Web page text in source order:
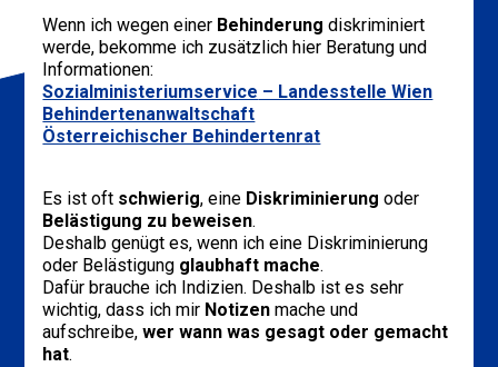
Wenn ich wegen einer Behinderung diskriminiert
werde, bekomme ich zusätzlich hier Beratung und
Informationen:
Sozialministeriumservice – Landesstelle Wien
Behindertenanwaltschaft
Österreichischer Behindertenrat
Es ist oft schwierig, eine Diskriminierung oder
Belästigung zu beweisen.
Deshalb genügt es, wenn ich eine Diskriminierung
oder Belästigung glaubhaft mache.
Dafür brauche ich Indizien. Deshalb ist es sehr
wichtig, dass ich mir Notizen mache und
aufschreibe,wer wann was gesagt oder gemacht
hat.